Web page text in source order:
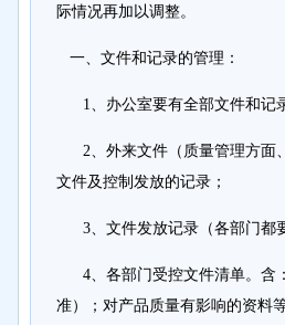
际情况再加以调整。
一、文件和记录的管理：
1、办公室要有全部文件和记
2、外来文件（质量管理方面
文件及控制发放的记录；
3、文件发放记录（各部门都
4、各部门受控文件清单。含
准）；对产品质量有影响的资料